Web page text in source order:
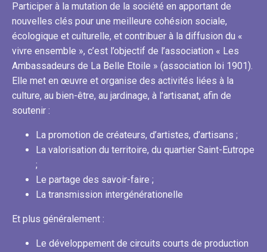
Participer à la mutation de la société en apportant de
nouvelles clés pour une meilleure cohésion sociale,
écologique et culturelle, et contribuer à la diffusion du «
vivre ensemble », c’est l’objectif de l’association « Les
Ambassadeurs de La Belle Etoile » (association loi 1901).
Elle met en œuvre et organise des activités liées à la
culture, au bien-être, au jardinage, à l’artisanat, afin de
soutenir :
La promotion de créateurs, d’artistes, d’artisans ;
La valorisation du territoire, du quartier Saint-Eutrope
;
Le partage des savoir-faire ;
La transmission intergénérationelle
Et plus généralement :
Le développement de circuits courts de production